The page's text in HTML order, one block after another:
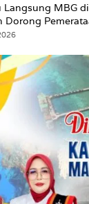
Langsung MBG
Dorong
Selatan